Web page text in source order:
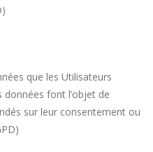
que les Utilisateurs
font l’objet de
sur leur consentement ou